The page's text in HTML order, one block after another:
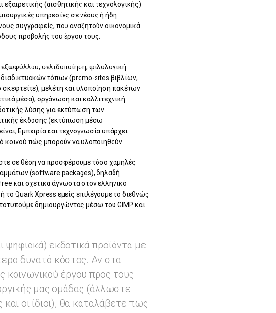
(αισθητικής και τεχνολογικής)
υπηρεσίες σε νέους ή ήδη
συγγραφείς, που αναζητούν οικονομικά
προβολής του έργου τους.
σελιδοποίηση, φιλολογική
διαδικτυακών τόπων (promo-sites βιβλίων,
μελέτη και υλοποίηση πακέτων
μέσα), οργάνωση και καλλιτεχνική
λύσης για εκτύπωση των
έκδοσης (εκτύπωση μέσω
Εμπειρία και τεχνογνωσία υπάρχει
κοινού πώς μπορούν να υλοποιηθούν.
σε θέση να προσφέρουμε τόσο χαμηλές
(software packages), δηλαδή
και σχετικά άγνωστα στον ελληνικό
το Quark Xpress εμείς επιλέγουμε το διεθνώς
δημιουργώντας μέσω του GIMP και
εκδοτικά προϊόντα με
δυνατό κόστος. Αν στα
έργου προς τους
μας ομάδας (άλλωστε
οι ίδιοι), θα καταλάβετε πως